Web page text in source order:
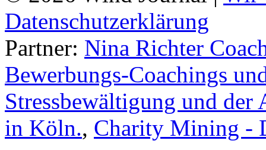
Datenschutzerklärung
Partner: Nina Richter
Bewerbungs-Coachings
Stressbewältigung und
in Köln., Charity Mining -